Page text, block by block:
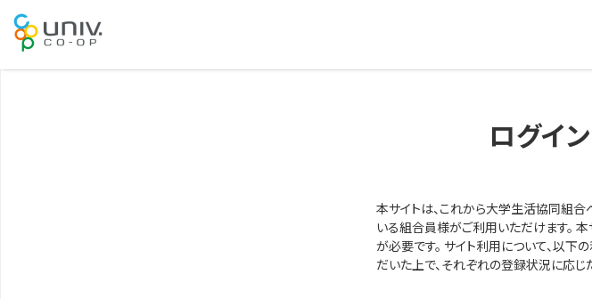
ログイ
本サイトは、これから大学生活協同組合
いる組合員様がご利用いただけます。
が必要です。 サイト利用について、以下
だいた上で、それぞれの登録状況に応じ